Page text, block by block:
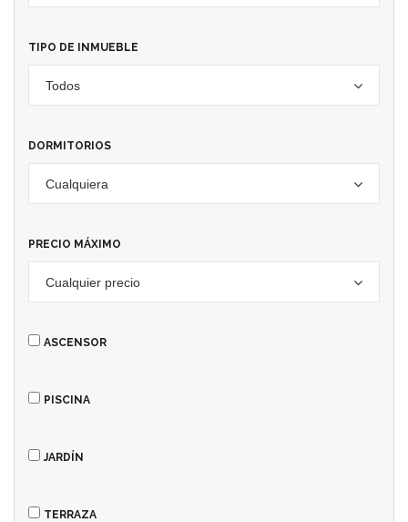
TIPO DE INMUEBLE
Todos
DORMITORIOS
Cualquiera
PRECIO MÁXIMO
Cualquier precio
ASCENSOR
PISCINA
JARDÍN
TERRAZA